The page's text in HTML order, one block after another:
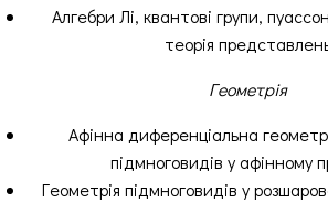
Алгебри Лі, квантові групи,
теорія
Геометрія
Афінна диференціальна
підмноговидів у афінному
Геометрія підмноговидів у